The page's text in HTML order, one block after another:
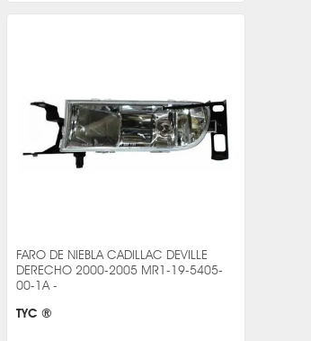
FARO DE NIEBLA CADILLAC DEVILLE
DERECHO 2000-2005 MR1-19-5405-
00-1A -
TYC ®